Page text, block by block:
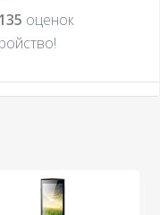
135 оценок